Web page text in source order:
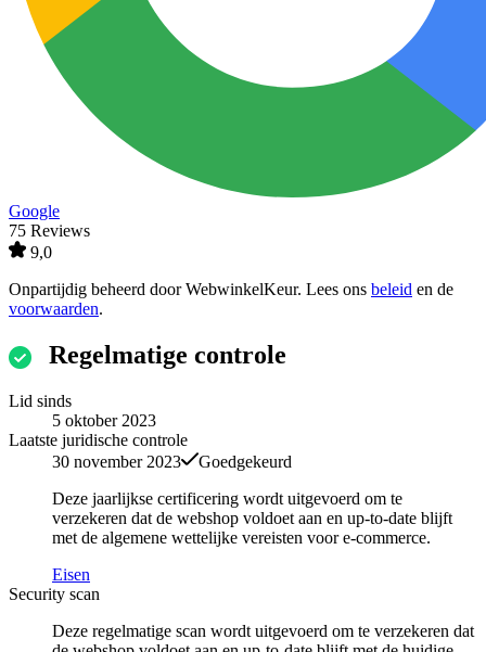
Google
75 Reviews
9,0
Onpartijdig beheerd doorWebwinkelKeur. Lees ons beleid en de
voorwaarden.
Regelmatige controle
Lid sinds
5 oktober 2023
Laatste juridische controle
30 november 2023
Goedgekeurd
Deze jaarlijkse certificering wordt uitgevoerd om te
verzekeren dat de webshop voldoet aan en up-to-date blijft
met de algemene wettelijke vereisten voor e-commerce.
Eisen
Security scan
Deze regelmatige scan wordt uitgevoerd om te verzekeren dat